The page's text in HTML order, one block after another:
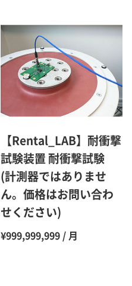
【Rental_LAB】耐衝撃
試験装置 耐衝撃試験
(計測器ではありませ
ん。価格はお問い合わ
せください)
¥999,999,999 / 月